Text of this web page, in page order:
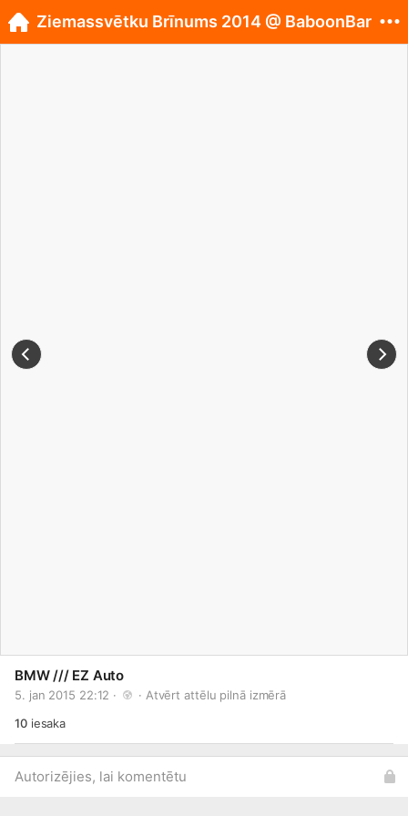
BMW /// EZ Auto
5. jan 2015 22:12 · · Atvērt attēlu pilnā izmērā
10iesaka
Autorizējies, lai komentētu
Ziemassvētku Brīnums 2014 @ BaboonBar